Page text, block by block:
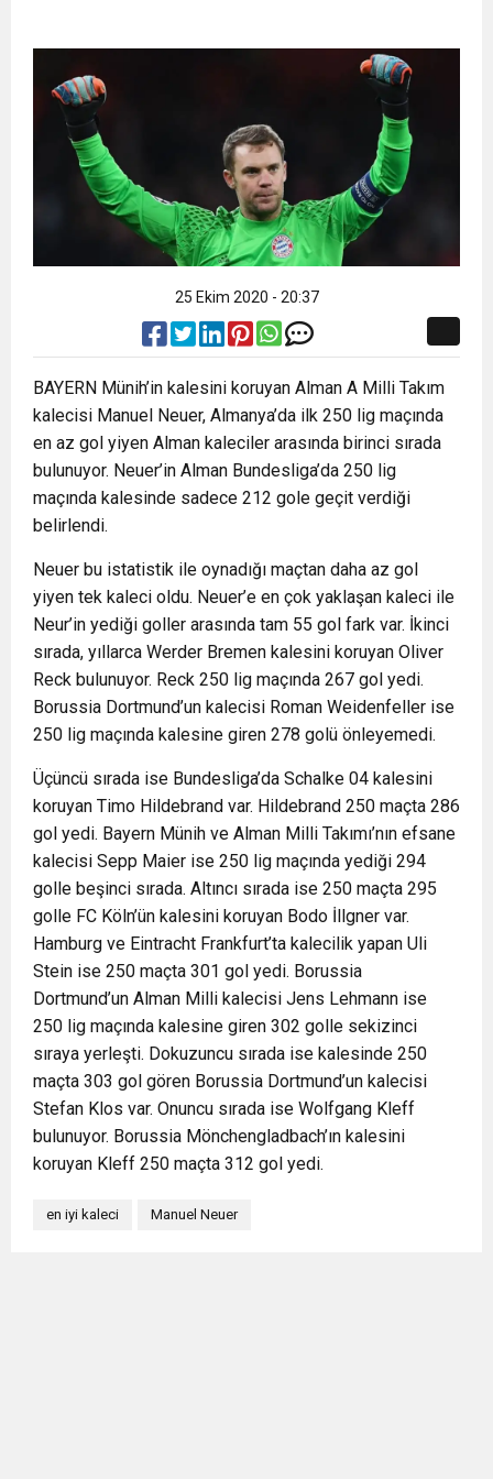
25 Ekim 2020 - 20:37
BAYERN Münih’in kalesini koruyan Alman A Milli Takım
kalecisi Manuel Neuer, Almanya’da ilk 250 lig maçında
en az gol yiyen Alman kaleciler arasında birinci sırada
bulunuyor. Neuer’in Alman Bundesliga’da 250 lig
maçında kalesinde sadece 212 gole geçit verdiği
belirlendi.
Neuer bu istatistik ile oynadığı maçtan daha az gol
yiyen tek kaleci oldu. Neuer’e en çok yaklaşan kaleci ile
Neur’in yediği goller arasında tam 55 gol fark var. İkinci
sırada, yıllarca Werder Bremen kalesini koruyan Oliver
Reck bulunuyor. Reck 250 lig maçında 267 gol yedi.
Borussia Dortmund’un kalecisi Roman Weidenfeller ise
250 lig maçında kalesine giren 278 golü önleyemedi.
Üçüncü sırada ise Bundesliga’da Schalke 04 kalesini
koruyan Timo Hildebrand var. Hildebrand 250 maçta 286
gol yedi. Bayern Münih ve Alman Milli Takımı’nın efsane
kalecisi Sepp Maier ise 250 lig maçında yediği 294
golle beşinci sırada. Altıncı sırada ise 250 maçta 295
golle FC Köln’ün kalesini koruyan Bodo İllgner var.
Hamburg ve Eintracht Frankfurt’ta kalecilik yapan Uli
Stein ise 250 maçta 301 gol yedi. Borussia
Dortmund’un Alman Milli kalecisi Jens Lehmann ise
250 lig maçında kalesine giren 302 golle sekizinci
sıraya yerleşti. Dokuzuncu sırada ise kalesinde 250
maçta 303 gol gören Borussia Dortmund’un kalecisi
Stefan Klos var. Onuncu sırada ise Wolfgang Kleff
bulunuyor. Borussia Mönchengladbach’ın kalesini
koruyan Kleff 250 maçta 312 gol yedi.
en iyi kaleci Manuel Neuer